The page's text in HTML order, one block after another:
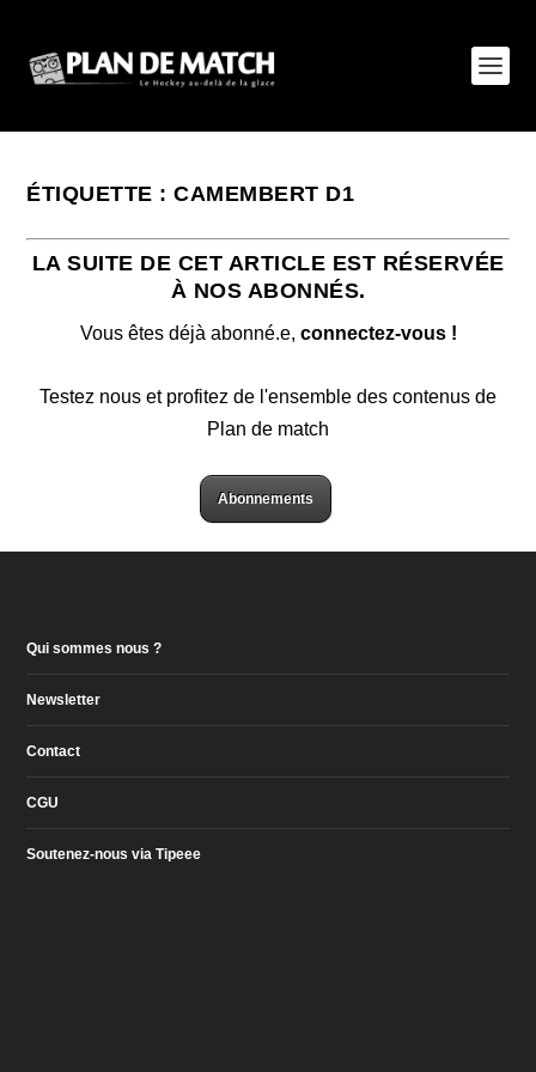
ÉTIQUETTE :CAMEMBERT D1
LA SUITE DE CET ARTICLE EST RÉSERVÉE
À NOS ABONNÉS.
Vous êtes déjà abonné.e, connectez-vous !
Testez nous et profitez de l'ensemble des contenus de
Plan de match
Abonnements
Qui sommes nous ?
Newsletter
Contact
CGU
Soutenez-nous via Tipeee